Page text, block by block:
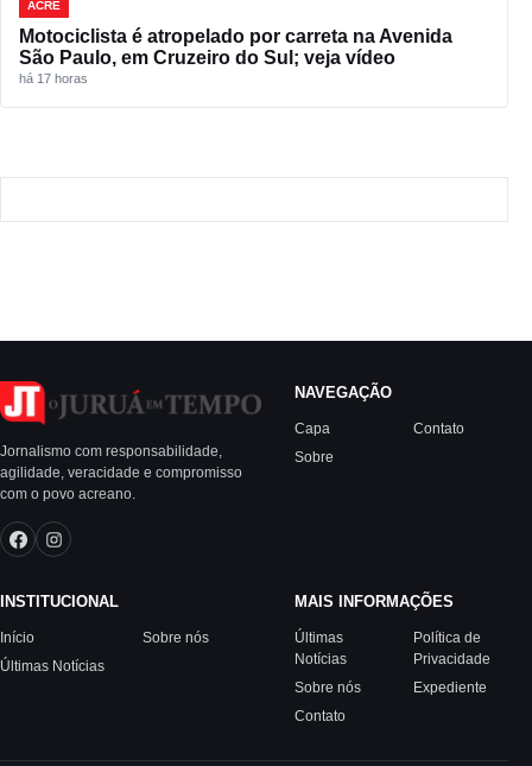
ACRE
Motociclista é atropelado por carreta na Avenida
São Paulo, em Cruzeiro do Sul; veja vídeo
há 17 horas
Jornalismo com responsabilidade,
agilidade, veracidade e compromisso
com o povo acreano.
NAVEGAÇÃO
Capa
Sobre
Contato
INSTITUCIONAL
Início
Últimas Notícias
Sobre nós
MAIS INFORMAÇÕES
Últimas
Notícias
Sobre nós
Contato
Política de
Privacidade
Expediente